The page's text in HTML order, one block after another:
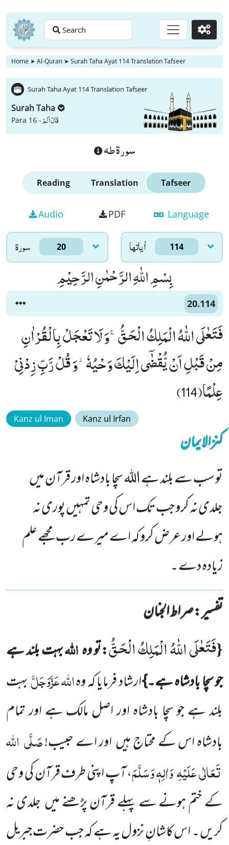
Search Go
Home ➤ Al-Quran ➤ Surah Taha Ayat 114 Translation Tafseer
Surah Taha Ayat 114 Translation Tafseer
Surah Taha
Para 16 -قَالَ اَلَمْ
سورة طه
Reading Translation Tafseer
Audio PDF Language
سورۃ 20 اٰياتها 114
بِسْمِ اللّٰهِ الرَّحْمٰنِ الرَّحِیْمِ
20.114
فَتَعٰلَى اللّٰهُ الْمَلِكُ الْحَقُّۚ-وَ لَا تَعْجَلْ بِالْقُرْاٰنِ
مِنْ قَبْلِ اَنْ یُّقْضٰۤى اِلَیْكَ وَحْیُهٗ٘-وَ قُلْ رَّبِّ زِدْنِیْ
عِلْمًا(114)
Kanz ul Iman Kanz ul Irfan
کنزالایمان
تو سب سے بلند ہے اللہ سچا بادشاہ اور قرآن میں
جلدی نہ کرو جب تک اس کی وحی تمہیں پوری نہ
ہولے اور عرض کرو کہ اے میرے رب مجھے علم
زیادہ دے ۔
تفسیر : ‎صراط الجنان
{فَتَعٰلَى اللّٰهُ الْمَلِكُ الْحَقُّ:تو وہاللہبہت بلند ہے
جو سچا بادشاہ ہے۔}ارشاد فرمایا کہ وہاللّٰہعَزَّوَجَلَّبہت
بلند ہے جو سچا بادشاہ اور اصل مالک ہے اور تمام
بادشاہ اس کے محتاج ہیںاور اے حبیب!صَلَّی اللہ
تَعَالٰیعَلَیْہِوَاٰلِہٖ وَسَلَّمَ، آپ اپنی طرف قرآن کی وحی
کے ختم ہونے سے پہلے قرآن پڑھنے میںجلدی نہ
کریں ۔ اس کاشانِ نزول یہ ہے کہ جب حضرتجبریل